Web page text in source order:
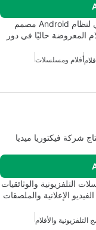
تطبيق Look Movies and Series هو تطبيق مجاني لنظام Android مصمم
المعروضة حاليًا في دور
أفلام ومسلسلات
شركة فيكتوريا ميديا
التلفزيونية والوثائقيات
الإعلانية والملصقات
التلفزيونية والأفلام